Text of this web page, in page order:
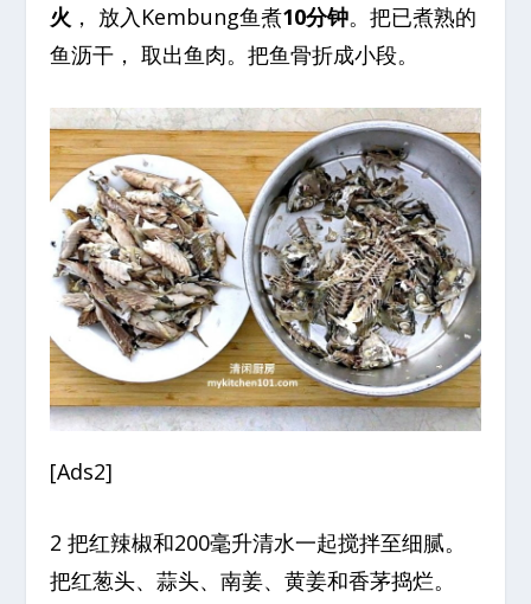
火 ， 放入Kembung鱼煮10分钟。把已煮熟的
鱼沥干， 取出鱼肉。把鱼骨折成小段。
[Ads2]
2 把红辣椒和200毫升清水一起搅拌至细腻。
把红葱头、蒜头、南姜、黄姜和香茅捣烂。